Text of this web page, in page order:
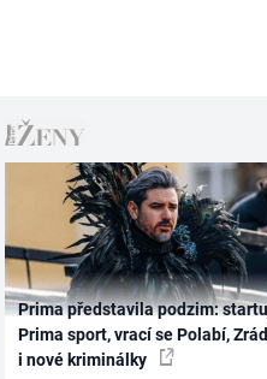
Prima představila podzim:
Prima sport, vrací se Polabí,
i nové kriminálky